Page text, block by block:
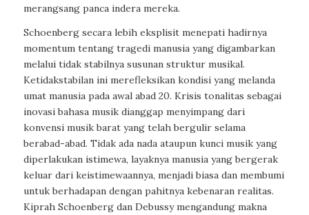
merangsang panca indera mereka.
Schoenberg secara lebih eksplisit menepati hadirnya
momentum tentang tragedi manusia yang digambarkan
melalui tidak stabilnya susunan struktur musikal.
Ketidakstabilan ini merefleksikan kondisi yang melanda
umat manusia pada awal abad 20. Krisis tonalitas sebagai
inovasi bahasa musik dianggap menyimpang dari
konvensi musik barat yang telah bergulir selama
berabad-abad. Tidak ada nada ataupun kunci musik yang
diperlakukan istimewa, layaknya manusia yang bergerak
keluar dari keistimewaannya, menjadi biasa dan membumi
untuk berhadapan dengan pahitnya kebenaran realitas.
Kiprah Schoenberg dan Debussy mengandung makna